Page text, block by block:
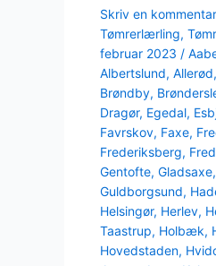
Skriv en kommentar
Tømrerlærling,
februar 2023 /
Albertslund, Allerød,
Brøndby,
Dragør, Egedal,
Favrskov, Faxe,
Frederiksberg,
Gentofte, Gladsaxe,
Guldborgsund,
Helsingør, Herlev,
Taastrup, Holbæk,
Hovedstaden,